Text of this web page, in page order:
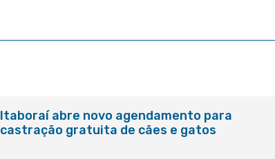
Itaboraí abre novo agendamento para
castração gratuita de cães e gatos